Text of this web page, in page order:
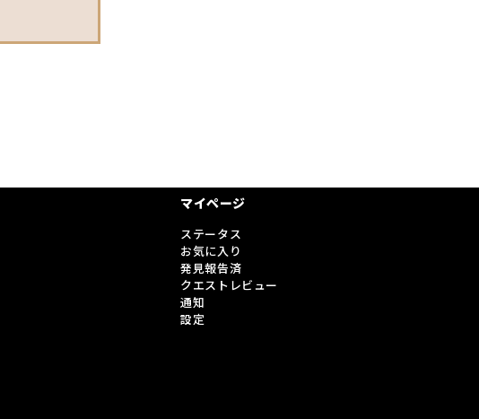
マイページ
ステータス
お気に入り
発見報告済
クエストレビュー
通知
設定